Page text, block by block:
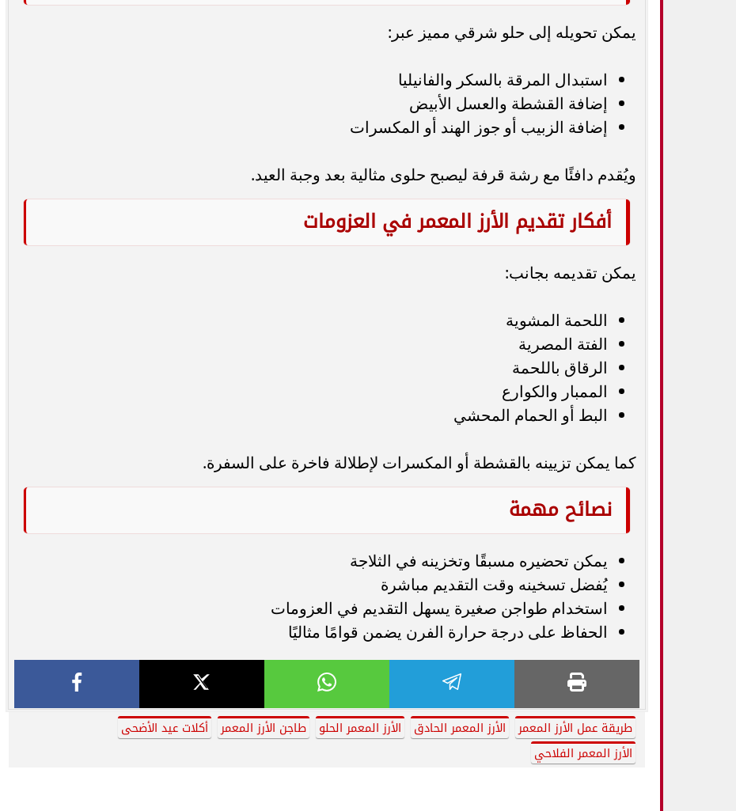
يمكن تحويله إلى حلو شرقي مميز عبر:
استبدال المرقة بالسكر والفانيليا
إضافة القشطة والعسل الأبيض
إضافة الزبيب أو جوز الهند أو المكسرات
ويُقدم دافئًا مع رشة قرفة ليصبح حلوى مثالية بعد وجبة العيد.
أفكار تقديم الأرز المعمر في العزومات
يمكن تقديمه بجانب:
اللحمة المشوية
الفتة المصرية
الرقاق باللحمة
الممبار والكوارع
البط أو الحمام المحشي
كما يمكن تزيينه بالقشطة أو المكسرات لإطلالة فاخرة على السفرة.
نصائح مهمة
يمكن تحضيره مسبقًا وتخزينه في الثلاجة
يُفضل تسخينه وقت التقديم مباشرة
استخدام طواجن صغيرة يسهل التقديم في العزومات
الحفاظ على درجة حرارة الفرن يضمن قوامًا مثاليًا
طريقة عمل الأرز المعمر الأرز المعمر الحادق الأرز المعمر الحلو طاجن الأرز المعمر
أكلات عيد الأضحى
الأرز المعمر الفلاحي